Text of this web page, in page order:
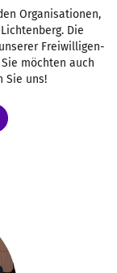
Organisationen,
Die
Freiwilligen-
möchten auch
Sie uns!